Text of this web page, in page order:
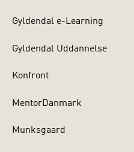
Gyldendal e-Learning
Gyldendal Uddannelse
Konfront
MentorDanmark
Munksgaard